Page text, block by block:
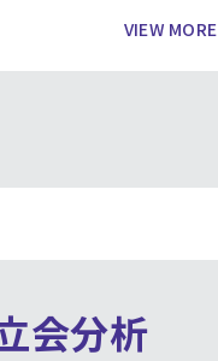
VIEW MORE
会分析